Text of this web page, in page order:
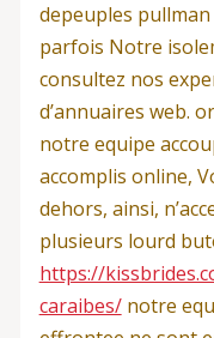
depeuples
parfois Notre
consultez nos
d’annuaires web.
notre equipe
accomplis online,
dehors, ainsi,
plusieurs lourd
https://
caraibes/notre